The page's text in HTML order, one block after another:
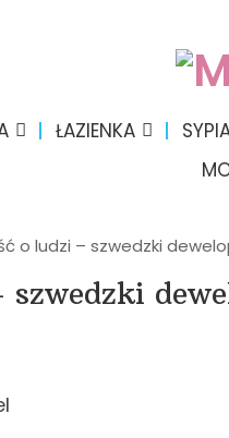
ŁAZIENKA
o ludzi – szwedzki
szwedzki